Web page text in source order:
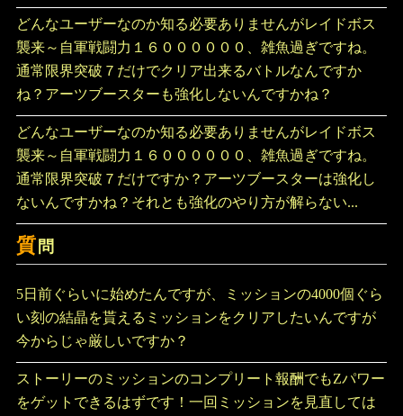
どんなユーザーなのか知る必要ありませんがレイドボス
襲来～自軍戦闘力１６００００００、雑魚過ぎですね。
通常限界突破７だけでクリア出来るバトルなんですか
ね？アーツブースターも強化しないんですかね？
どんなユーザーなのか知る必要ありませんがレイドボス
襲来～自軍戦闘力１６００００００、雑魚過ぎですね。
通常限界突破７だけですか？アーツブースターは強化し
ないんですかね？それとも強化のやり方が解らない...
質 問
5日前ぐらいに始めたんですが、ミッションの4000個ぐら
い刻の結晶を貰えるミッションをクリアしたいんですが
今からじゃ厳しいですか？
ストーリーのミッションのコンプリート報酬でもZパワー
をゲットできるはずです！一回ミッションを見直しては